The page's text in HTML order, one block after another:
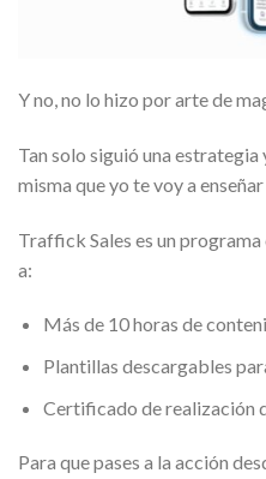
Y no, no lo hizo por arte de
Tan solo siguió una
misma que yo te voy a enseñar
Traffick Sales es un
a:
Más de 10 horas de
Plantillas descargables
Certificado de realización
Para que pases a la acción